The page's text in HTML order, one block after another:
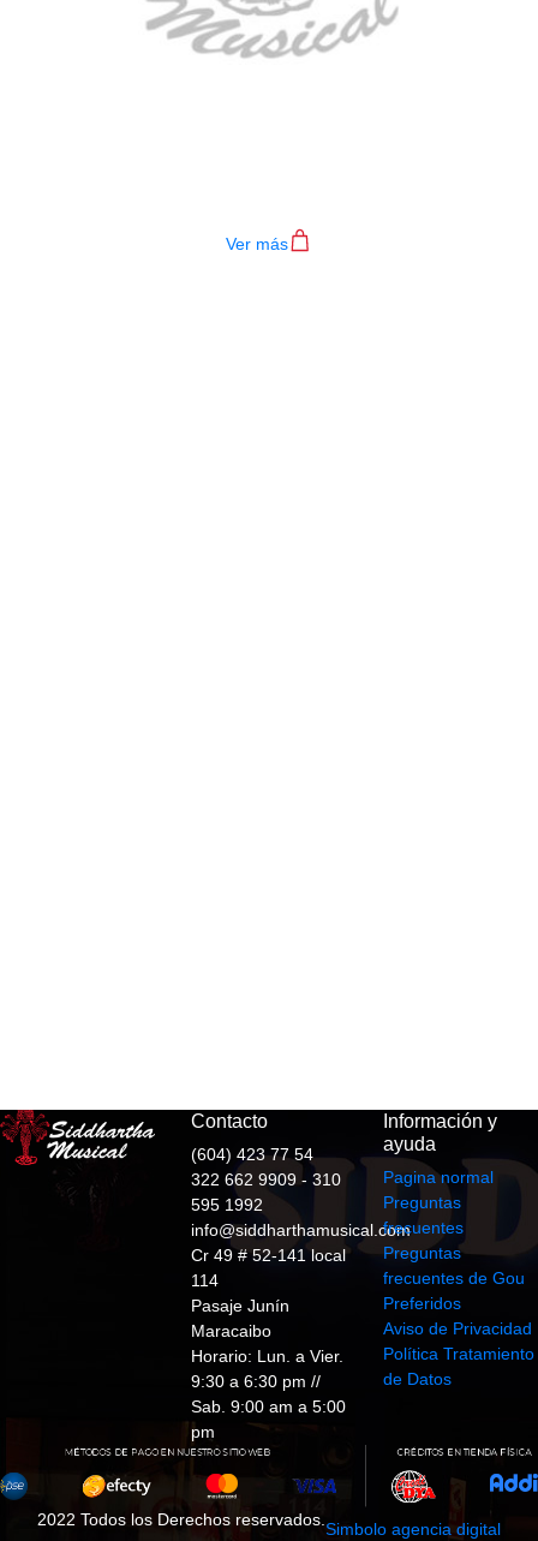
Ver más
Contacto
(604) 423 77 54
322 662 9909 - 310
595 1992
info@siddharthamusical.com
Cr 49 # 52-141 local
114
Pasaje Junín
Maracaibo
Horario: Lun. a Vier.
9:30 a 6:30 pm //
Sab. 9:00 am a 5:00
pm
Información y
ayuda
Pagina normal
Preguntas
frecuentes
Preguntas
frecuentes de Gou
Preferidos
Aviso de Privacidad
Política Tratamiento
de Datos
2022 Todos los Derechos reservados. Simbolo agencia digital